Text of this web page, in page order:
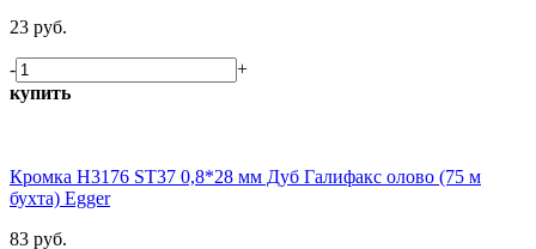
23 руб.
-
+
купить
Кромка H3176 ST37 0,8*28 мм Дуб Галифакс олово (75 м
бухта) Egger
83 руб.